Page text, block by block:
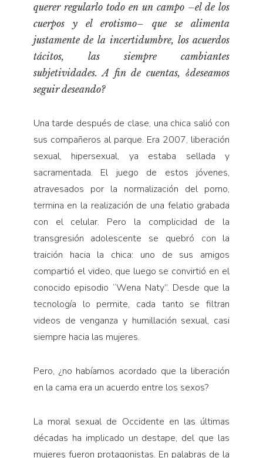
Sociedad
Turismo accidental
Vidas paralelas
Voces y lecturas
querer regularlo todo en un campo –el de los
cuerpos y el erotismo– que se alimenta
justamente de la incertidumbre, los acuerdos
tácitos, las siempre cambiantes
subjetividades. A fin de cuentas, ¿deseamos
seguir deseando?
Una tarde después de clase, una chica salió con
sus compañeros al parque. Era 2007, liberación
sexual, hipersexual, ya estaba sellada y
sacramentada. El juego de estos jóvenes,
atravesados por la normalización del porno,
termina en la realización de una felatio grabada
con el celular. Pero la complicidad de la
transgresión adolescente se quebró con la
traición hacia la chica: uno de sus amigos
compartió el video, que luego se convirtió en el
conocido episodio “Wena Naty”. Desde que la
tecnología lo permite, cada tanto se filtran
videos de venganza y humillación sexual, casi
siempre hacia las mujeres.
Pero, ¿no habíamos acordado que la liberación
en la cama era un acuerdo entre los sexos?
La moral sexual de Occidente en las últimas
décadas ha implicado un destape, del que las
mujeres fueron protagonistas. En palabras de la